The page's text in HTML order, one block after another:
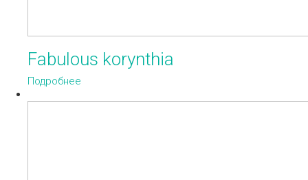
Fabulous korynthia
Подробнее